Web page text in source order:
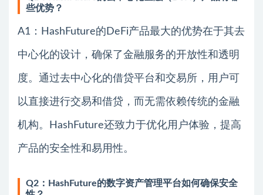
些优势？
A1：HashFuture的DeFi产品最大的优势在于其去
中心化的设计，确保了金融服务的开放性和透明
度。通过去中心化的借贷平台和交易所，用户可
以直接进行交易和借贷，而无需依赖传统的金融
机构。HashFuture还致力于优化用户体验，提高
产品的安全性和易用性。
Q2：HashFuture的数字资产管理平台如何确保安全